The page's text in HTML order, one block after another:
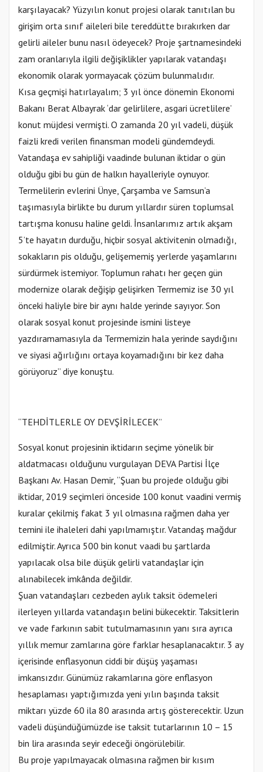
karşılayacak? Yüzyılın konut projesi olarak tanıtılan bu
girişim orta sınıf aileleri bile tereddütte bırakırken dar
gelirli aileler bunu nasıl ödeyecek? Proje şartnamesindeki
zam oranlarıyla ilgili değişiklikler yapılarak vatandaşı
ekonomik olarak yormayacak çözüm bulunmalıdır.
Kısa geçmişi hatırlayalım; 3 yıl önce dönemin Ekonomi
Bakanı Berat Albayrak ‘dar gelirlilere, asgari ücretlilere’
konut müjdesi vermişti. O zamanda 20 yıl vadeli, düşük
faizli kredi verilen finansman modeli gündemdeydi.
Vatandaşa ev sahipliği vaadinde bulunan iktidar o gün
olduğu gibi bu gün de halkın hayalleriyle oynuyor.
Termelilerin evlerini Ünye, Çarşamba ve Samsun’a
taşımasıyla birlikte bu durum yıllardır süren toplumsal
tartışma konusu haline geldi. İnsanlarımız artık akşam
5’te hayatın durduğu, hiçbir sosyal aktivitenin olmadığı,
sokakların pis olduğu, gelişememiş yerlerde yaşamlarını
sürdürmek istemiyor. Toplumun rahatı her geçen gün
modernize olarak değişip gelişirken Termemiz ise 30 yıl
önceki haliyle bire bir aynı halde yerinde sayıyor. Son
olarak sosyal konut projesinde ismini listeye
yazdıramamasıyla da Termemizin hala yerinde saydığını
ve siyasi ağırlığını ortaya koyamadığını bir kez daha
görüyoruz” diye konuştu.
“TEHDİTLERLE OY DEVŞİRİLECEK”
Sosyal konut projesinin iktidarın seçime yönelik bir
aldatmacası olduğunu vurgulayan DEVA Partisi İlçe
Başkanı Av. Hasan Demir, “Şuan bu projede olduğu gibi
iktidar, 2019 seçimleri önceside 100 konut vaadini vermiş
kuralar çekilmiş fakat 3 yıl olmasına rağmen daha yer
temini ile ihaleleri dahi yapılmamıştır. Vatandaş mağdur
edilmiştir. Ayrıca 500 bin konut vaadi bu şartlarda
yapılacak olsa bile düşük gelirli vatandaşlar için
alınabilecek imkânda değildir.
Şuan vatandaşları cezbeden aylık taksit ödemeleri
ilerleyen yıllarda vatandaşın belini bükecektir. Taksitlerin
ve vade farkının sabit tutulmamasının yanı sıra ayrıca
yıllık memur zamlarına göre farklar hesaplanacaktır. 3 ay
içerisinde enflasyonun ciddi bir düşüş yaşaması
imkansızdır. Günümüz rakamlarına göre enflasyon
hesaplaması yaptığımızda yeni yılın başında taksit
miktarı yüzde 60 ila 80 arasında artış gösterecektir. Uzun
vadeli düşündüğümüzde ise taksit tutarlarının 10 – 15
bin lira arasında seyir edeceği öngörülebilir.
Bu proje yapılmayacak olmasına rağmen bir kısım